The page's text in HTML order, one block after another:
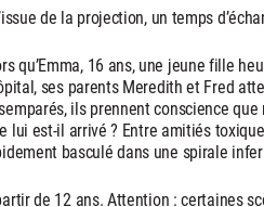
de la projection, un temps
qu’Emma, 16 ans, une jeune fille
ses parents Meredith et Fred
ils prennent conscience
lui est-il arrivé ? Entre amitiés
basculé dans une spirale
de 12 ans. Attention : certaines